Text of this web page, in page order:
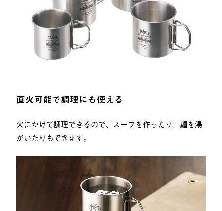
直火可能で調理にも使える
火にかけて調理できるので、スープを作ったり、麺を湯
がいたりもできます。